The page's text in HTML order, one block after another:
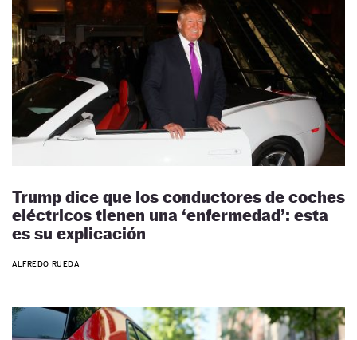
Trump dice que los conductores de coches
eléctricos tienen una ‘enfermedad’: esta
es su explicación
ALFREDO RUEDA